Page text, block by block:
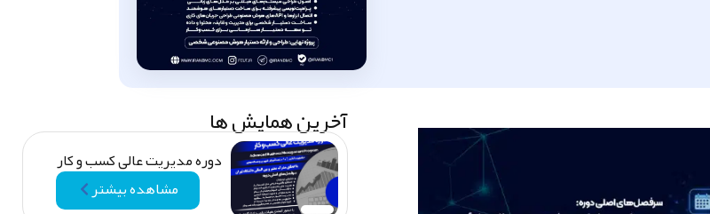
آخرین همایش ها
دوره مدیریت عالی کسب‌ و کار
مشاهده بیشتر